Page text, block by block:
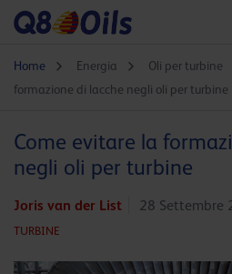
Home Energia Oli per turbine
formazione di lacche negli oli per turbine
Come evitare la
negli oli per turbine
Joris van der List 28 Settembre
TURBINE